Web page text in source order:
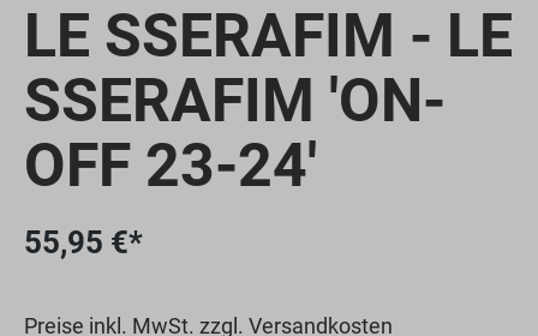
LE SSERAFIM - LE
SSERAFIM 'ON-
OFF 23-24'
55,95 €*
Preise inkl. MwSt. zzgl. Versandkosten